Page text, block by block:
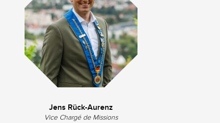
Jens Rück-Aurenz
Vice Chargé de Missions